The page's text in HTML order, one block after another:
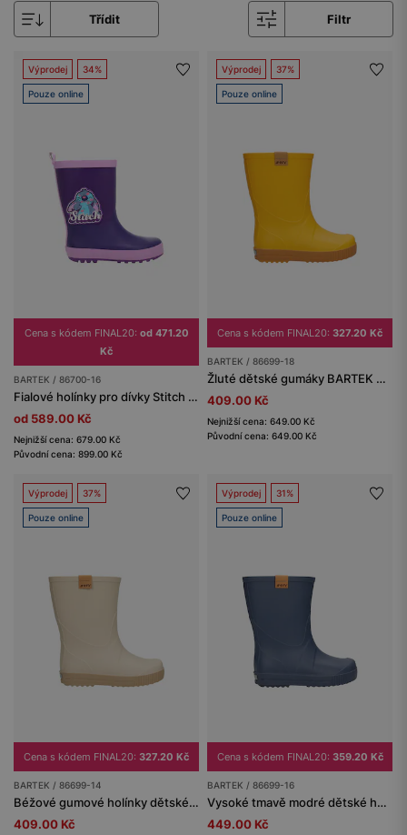
Třídit Filtr
Výprodej 34%
Pouze online
Cena s kódem FINAL20: od 471.20
Kč
BARTEK / 86700-16
Fialové holínky pro dívky Stitch | Lilo & Stitch BARTEK 86700-16
od 589.00 Kč
Nejnižší cena: 679.00 Kč
Původní cena: 899.00 Kč
Výprodej 37%
Pouze online
Cena s kódem FINAL20: 327.20 Kč
BARTEK / 86699-18
Žluté dětské gumáky BARTEK 8669918
409.00 Kč
Nejnižší cena: 649.00 Kč
Původní cena: 649.00 Kč
Výprodej 37%
Pouze online
Cena s kódem FINAL20: 327.20 Kč
BARTEK / 86699-14
Béžové gumové holínky dětské BARTEK 8669914
409.00 Kč
Výprodej 31%
Pouze online
Cena s kódem FINAL20: 359.20 Kč
BARTEK / 86699-16
Vysoké tmavě modré dětské holínky BARTEK 86699-16
449.00 Kč